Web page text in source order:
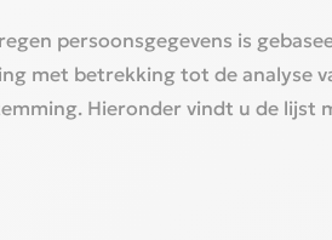
persoonsgegevens is
met betrekking tot de analyse
Hieronder vindt u de lijst